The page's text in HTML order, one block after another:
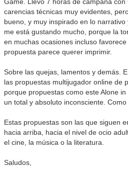
carencias técnicas muy evidentes,
bueno, y muy inspirado en lo
me está gustando mucho, porque la
en muchas ocasiones incluso
propuesta parece querer imprimir.
Sobre las quejas, lamentos y demás.
las propuestas multijugador online de
porque propuestas como este Alone
un total y absoluto inconsciente. Como
Estas propuestas son las que siguen
hacia arriba, hacia el nivel de ocio
el cine, la música o la literatura.
Saludos,